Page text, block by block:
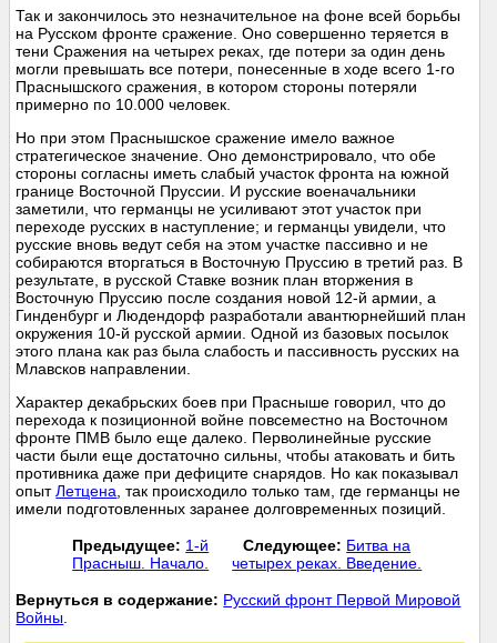
Так и закончилось это незначительное на фоне всей борьбы
на Русском фронте сражение. Оно совершенно теряется в
тени Сражения на четырех реках, где потери за один день
могли превышать все потери, понесенные в ходе всего 1-го
Праснышского сражения, в котором стороны потеряли
примерно по 10.000 человек.
Но при этом Праснышское сражение имело важное
стратегическое значение. Оно демонстрировало, что обе
стороны согласны иметь слабый участок фронта на южной
границе Восточной Пруссии. И русские военачальники
заметили, что германцы не усиливают этот участок при
переходе русских в наступление; и германцы увидели, что
русские вновь ведут себя на этом участке пассивно и не
собираются вторгаться в Восточную Пруссию в третий раз. В
результате, в русской Ставке возник план вторжения в
Восточную Пруссию после создания новой 12-й армии, а
Гинденбург и Людендорф разработали авантюрнейший план
окружения 10-й русской армии. Одной из базовых посылок
этого плана как раз была слабость и пассивность русских на
Млавсков направлении.
Характер декабрьских боев при Прасныше говорил, что до
перехода к позиционной войне повсеместно на Восточном
фронте ПМВ было еще далеко. Перволинейные русские
части были еще достаточно сильны, чтобы атаковать и бить
противника даже при дефиците снарядов. Но как показывал
опытЛетцена , так происходило только там, где германцы не
имели подготовленных заранее долговременных позиций.
Предыдущее: 1-й
Прасныш. Начало.
Следующее: Битва на
четырех реках. Введение.
Вернуться в содержание: Русский фронт Первой Мировой
Войны